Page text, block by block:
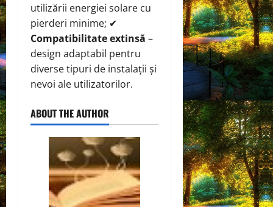
utilizării energiei solare cu
pierderi minime; ✔
Compatibilitate extinsă –
design adaptabil pentru
diverse tipuri de instalații și
nevoi ale utilizatorilor.
ABOUT THE AUTHOR